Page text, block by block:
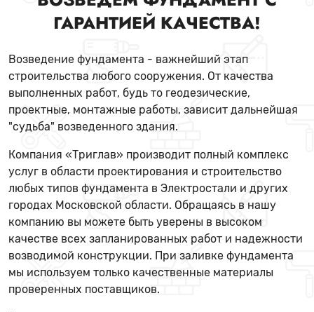
ГАРАНТИЕЙ КАЧЕСТВА!
Возведение фундамента - важнейший этап
строительства любого сооружения. От качества
выполненных работ, будь то геодезические,
проектные, монтажные работы, зависит дальнейшая
"судьба" возведенного здания.
Компания «Триглав» производит полный комплекс
услуг в области проектирования и строительство
любых типов фундамента в Электростали и других
городах Московской области. Обращаясь в нашу
компанию вы можете быть уверены в высоком
качестве всех запланированных работ и надежности
возводимой конструкции. При заливке фундамента
мы используем только качественные материалы
проверенных поставщиков.